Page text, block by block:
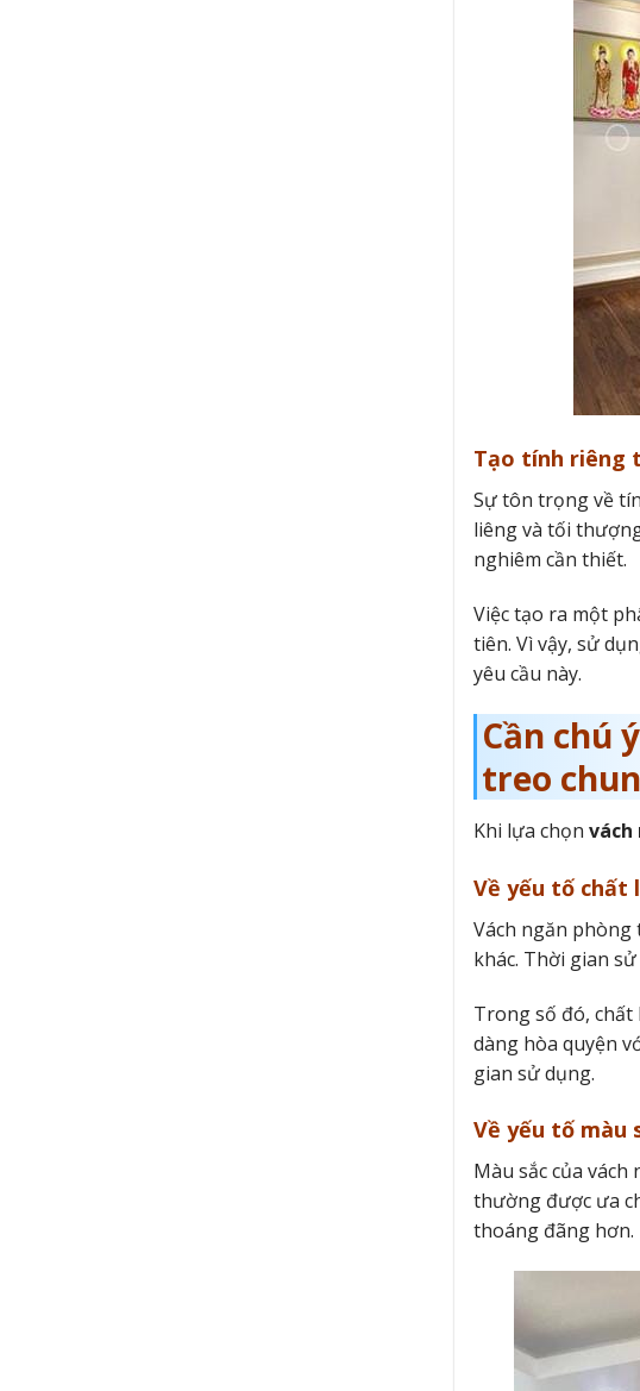
Tạo tính riêng
Sự tôn trọng về
liêng và tối
nghiêm cần thiết.
Việc tạo ra một
tiên. Vì vậy, sử
yêu cầu này.
Cần chú
treo
Khi lựa chọn vách
Về yếu tố chất
Vách ngăn phòng
khác. Thời gian
Trong số đó, chất
dàng hòa quyện
gian sử dụng.
Về yếu tố màu
Màu sắc của
thường được ưa
thoáng đãng hơn.